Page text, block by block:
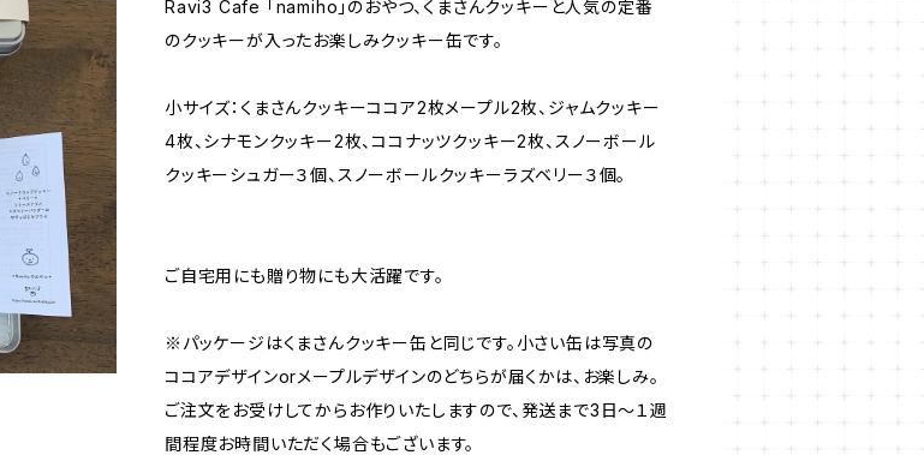
Ravi3 Cafe 「namiho」のおやつ、くまさんクッキーと人気の定番
のクッキーが入ったお楽しみクッキー缶です。
小サイズ：くまさんクッキーココア2枚メープル2枚、ジャムクッキー
4枚、シナモンクッキー2枚、ココナッツクッキー2枚、スノーボール
クッキーシュガー３個、スノーボールクッキーラズベリー３個。
ご自宅用にも贈り物にも大活躍です。
※パッケージはくまさんクッキー缶と同じです。小さい缶は写真の
ココアデザインorメープルデザインのどちらが届くかは、お楽しみ。
ご注文をお受けしてからお作りいたしますので、発送まで3日〜１週
間程度お時間いただく場合もございます。